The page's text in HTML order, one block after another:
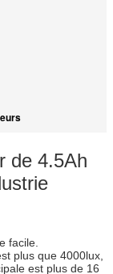
de 4.5Ah
facile.
plus que 4000lux,
est plus de 16